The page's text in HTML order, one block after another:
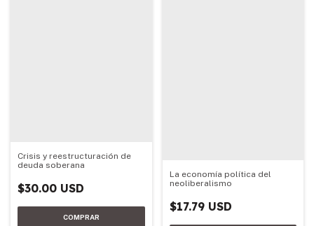
Crisis y reestructuración de
deuda soberana
$30.00 USD
La economía política del
neoliberalismo
$17.79 USD